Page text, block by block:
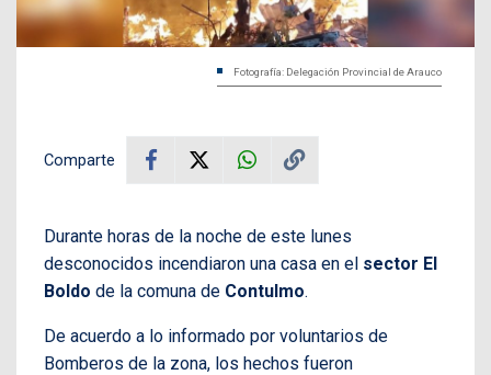
Fotografía: Delegación Provincial de Arauco
Comparte
Durante horas de la noche de este lunes
desconocidos incendiaron una casa en el sector El
Boldo de la comuna de Contulmo.
De acuerdo a lo informado por voluntarios de
Bomberos de la zona, los hechos fueron